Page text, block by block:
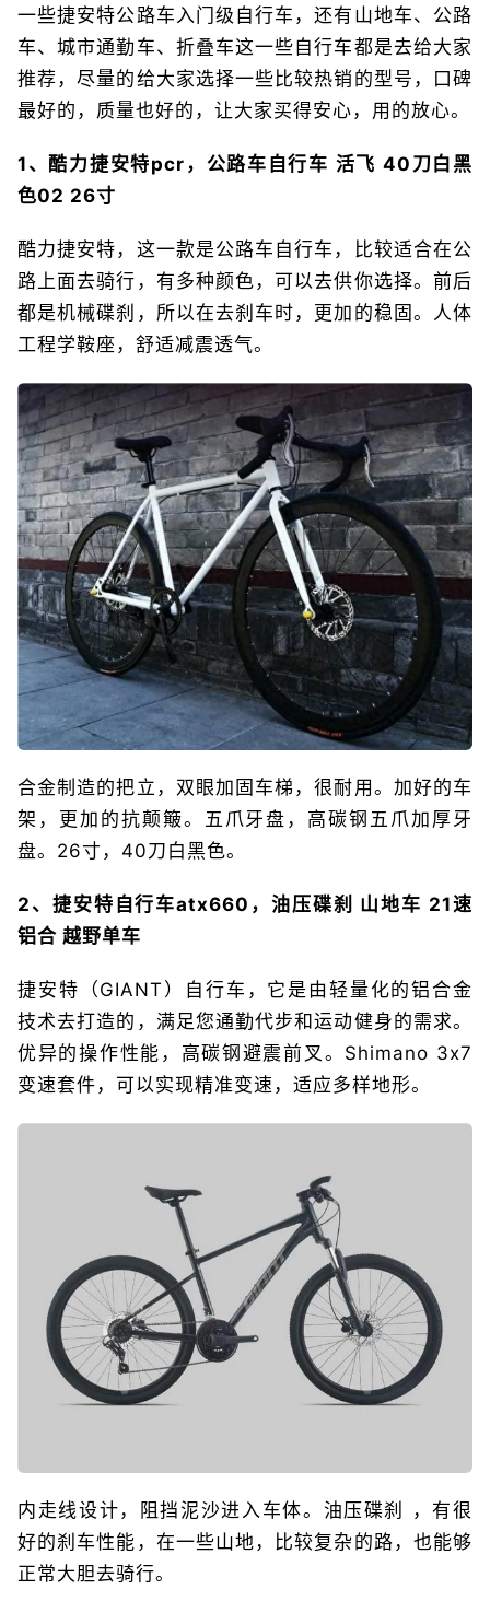
一些捷安特公路车入门级自行车，还有山地车、公路
车、城市通勤车、折叠车这一些自行车都是去给大家
推荐，尽量的给大家选择一些比较热销的型号，口碑
最好的，质量也好的，让大家买得安心，用的放心。
1、酷力捷安特pcr，公路车自行车 活飞 40刀白黑
色02 26寸
酷力捷安特，这一款是公路车自行车，比较适合在公
路上面去骑行，有多种颜色，可以去供你选择。前后
都是机械碟刹，所以在去刹车时，更加的稳固。人体
工程学鞍座，舒适减震透气。
合金制造的把立，双眼加固车梯，很耐用。加好的车
架，更加的抗颠簸。五爪牙盘，高碳钢五爪加厚牙
盘。26寸，40刀白黑色。
2、捷安特自行车atx660，油压碟刹 山地车 21速
铝合 越野单车
捷安特（GIANT）自行车，它是由轻量化的铝合金
技术去打造的，满足您通勤代步和运动健身的需求。
优异的操作性能，高碳钢避震前叉。Shimano 3x7
变速套件，可以实现精准变速，适应多样地形。
内走线设计，阻挡泥沙进入车体。油压碟刹 ，有很
好的刹车性能，在一些山地，比较复杂的路，也能够
正常大胆去骑行。